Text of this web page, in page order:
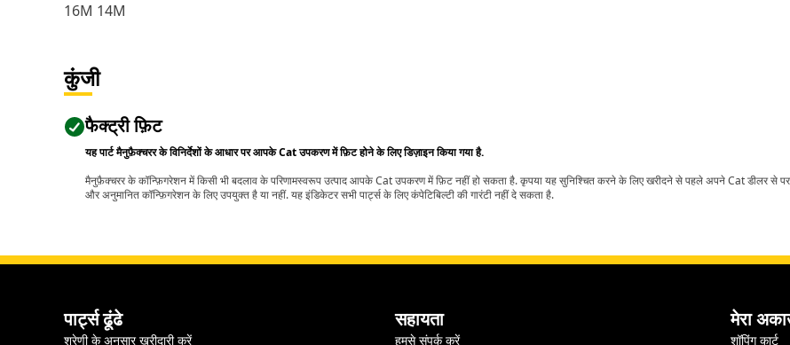
16M 14M
कुंजी
फैक्ट्री फ़िट
यह पार्ट मैनुफ़ैक्चरर के विनिर्देशों के आधार पर आपके Cat उपकरण में फ़िट होने के लिए डिज़ाइन किया गया है.
मैनुफ़ैक्चरर के कॉन्फ़िगरेशन में किसी भी बदलाव के परिणामस्वरूप उत्पाद आपके Cat उपकरण में फ़िट नहीं हो सकता है. कृपया यह सुनिश्चित करने के लिए खरीदने से पहले अपने Cat डीलर से
और अनुमानित कॉन्फ़िगरेशन के लिए उपयुक्त है या नहीं. यह इंडिकेटर सभी पार्ट्स के लिए कंपेटिबिल्टी की गारंटी नहीं दे सकता है.
पार्ट्स ढूंढे
श्रेणी के अनुसार खरीदारी करें
सहायता
हमसे संपर्क करें
मेरा
शॉपिंग कार्ट